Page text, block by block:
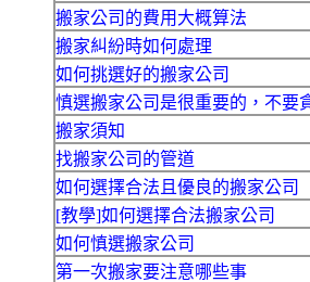
搬家公司的費用大概算法
搬家糾紛時如何處理
如何挑選好的搬家公司
慎選搬家公司是很重要的，不要
搬家須知
找搬家公司的管道
如何選擇合法且優良的搬家公司
[教學]如何選擇合法搬家公司
如何慎選搬家公司
第一次搬家要注意哪些事